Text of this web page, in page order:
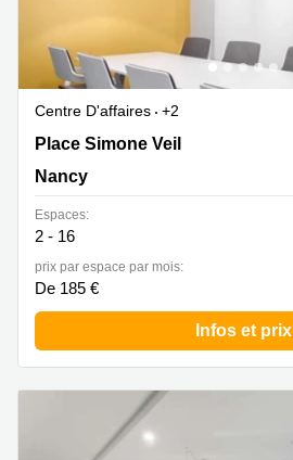
Coworking
Nice
Centres
Lyon
Location
Paris
Centre
d'affaires
Montpellier
Centre D'affaires
+2
3 Place Simone Veil, Nancy
Place Simone Veil
Nancy
Espaces:
2 - 16
prix par espace par mois:
De 185 €
Infos et prix